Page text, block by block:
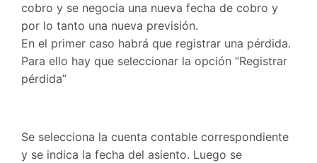
cobro y se negocia una nueva fecha de cobro y
por lo tanto una nueva previsión.
En el primer caso habrá que registrar una pérdida.
Para ello hay que seleccionar la opción “Registrar
pérdida”
Se selecciona la cuenta contable correspondiente
y se indica la fecha del asiento. Luego se